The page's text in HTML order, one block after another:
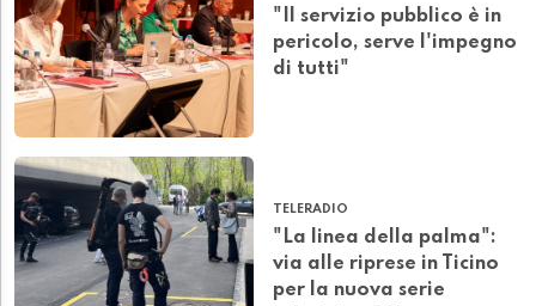
"Il servizio pubblico è in
pericolo, serve l'impegno
di tutti"
TELERADIO
"La linea della palma":
via alle riprese in Ticino
per la nuova serie